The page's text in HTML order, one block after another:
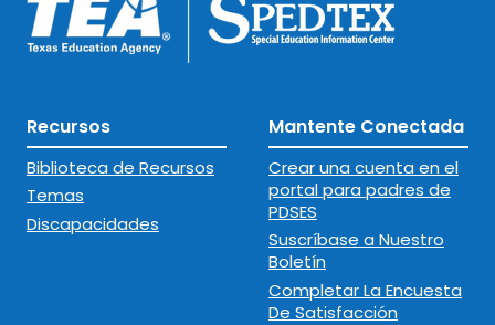
Recursos
Biblioteca de Recursos
Temas
Discapacidades
Mantente Conectada
Crear una cuenta en el
portal para padres de
PDSES
Suscríbase a Nuestro
Boletín
Completar La Encuesta
De Satisfacción